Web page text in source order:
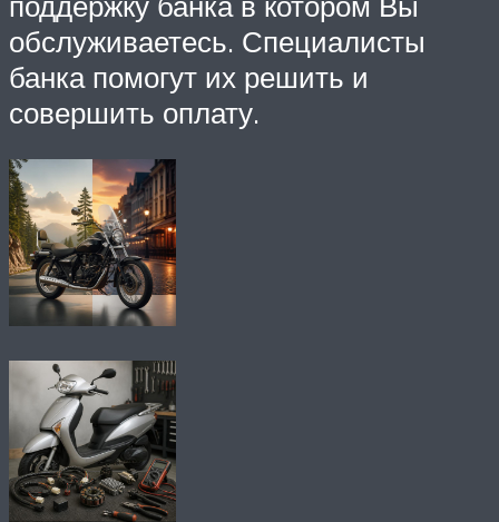
обслуживаетесь. Специалисты
банка помогут их решить и
совершить оплату.